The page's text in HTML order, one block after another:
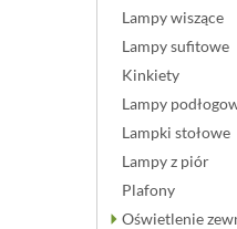
Lampy wiszące
Lampy sufitowe
Kinkiety
Lampy
Lampki stołowe
Lampy z piór
Plafony
Oświetlenie